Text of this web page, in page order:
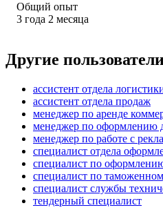
Общий опыт
3 года 2 месяца
Другие
ассистент отдела
ассистент отдела продаж
менеджер по аренде
менеджер по оформлению
менеджер по работе с
специалист отдела
специалист по
специалист по
специалист службы
тендерный специалист